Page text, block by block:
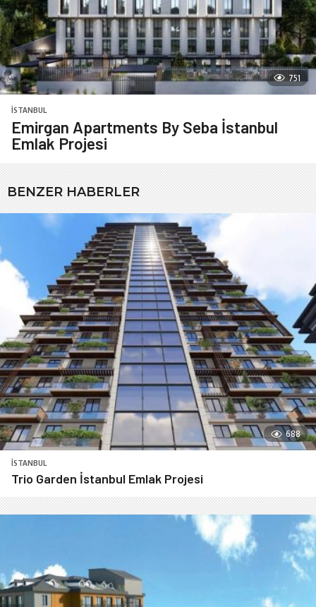
751
İSTANBUL
Emirgan Apartments By Seba İstanbul
Emlak Projesi
BENZER HABERLER
688
İSTANBUL
Trio Garden İstanbul Emlak Projesi